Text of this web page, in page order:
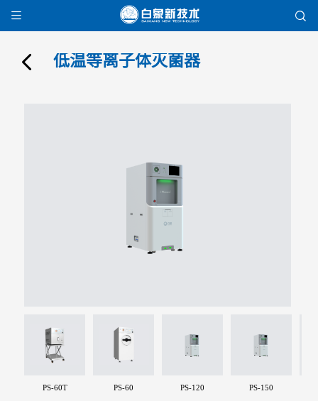
 
 低温等离子体灭菌器
PS-60T PS-60 PS-120 PS-150